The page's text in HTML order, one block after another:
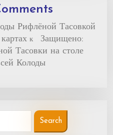
Рифлёной Тасовкой
к
Защищено:
Тасовки на столе
Колоды